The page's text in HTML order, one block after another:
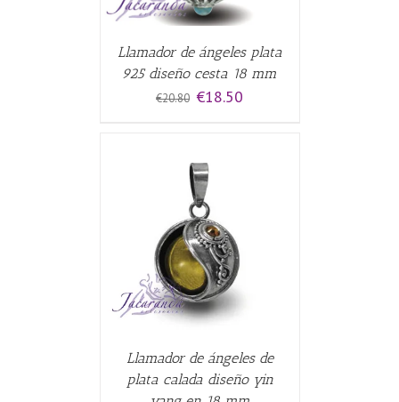
Llamador de ángeles plata
925 diseño cesta 18 mm
€20.80 El
€20.80.
€18.50
Llamador de ángeles de
plata calada diseño yin